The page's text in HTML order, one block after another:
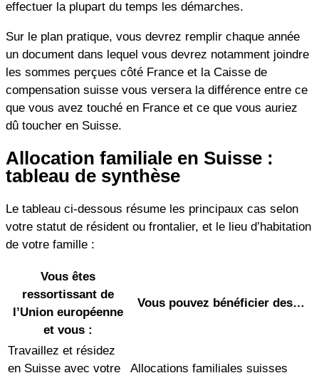
effectuer la plupart du temps les démarches.
Sur le plan pratique, vous devrez remplir chaque année
un document dans lequel vous devrez notamment joindre
les sommes perçues côté France et la Caisse de
compensation suisse vous versera la différence entre ce
que vous avez touché en France et ce que vous auriez
dû toucher en Suisse.
Allocation familiale en Suisse :
tableau de synthèse
Le tableau ci-dessous résume les principaux cas selon
votre statut de résident ou frontalier, et le lieu d’habitation
de votre famille :
Vous êtes
ressortissant de
l’Union européenne
et vous :
Vous pouvez bénéficier des…
Travaillez et résidez
en Suisse avec votre
Allocations familiales suisses